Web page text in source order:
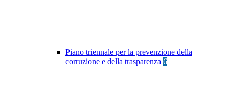
Piano triennale per la prevenzione della
corruzione e della trasparenza 6